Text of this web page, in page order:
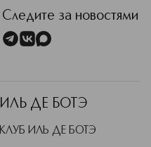
Следите за новостями
ИЛЬ ДЕ БОТЭ
КЛУБ ИЛЬ ДЕ БОТЭ